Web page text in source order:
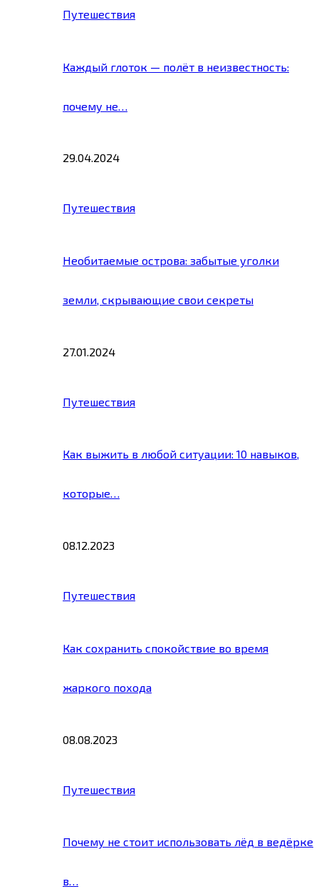
Путешествия
Каждый глоток — полёт в неизвестность:
почему не…
29.04.2024
Путешествия
Необитаемые острова: забытые уголки
земли, скрывающие свои секреты
27.01.2024
Путешествия
Как выжить в любой ситуации: 10 навыков,
которые…
08.12.2023
Путешествия
Как сохранить спокойствие во время
жаркого похода
08.08.2023
Путешествия
Почему не стоит использовать лёд в ведёрке
в…